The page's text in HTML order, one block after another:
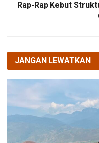
Rap-Rap Kebut
JANGAN LEWATKAN